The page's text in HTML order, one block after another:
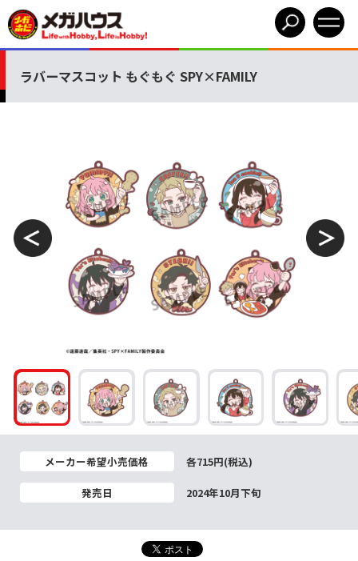
ラバーマスコット もぐもぐ SPY×FAMILY
メーカー希望小売価格 各715円(税込)
発売日 2024年10月下旬